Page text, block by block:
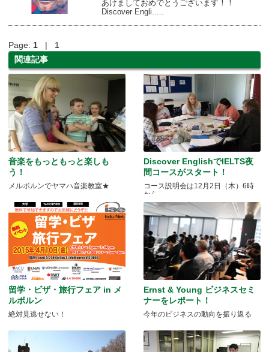
あけましておめでとうございます！！
Discover Engli.....
Page: 1 | 1
関連記事
音楽をもっともっと楽しも
う！
メルボルンでヤマハ音楽教室★
Discover EnglishでIELTS夜
間コースがスタート！
コース説明会は12月2日（木）6時
から
留学・ビザ・旅行フェア in メ
ルボルン
絶対見逃せない！
Ernst & Young ビジネスセミ
ナーをレポート！
今年のビジネスの動向を振り返る